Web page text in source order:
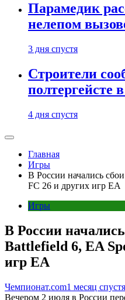
Парамедик
нелепом
3 дня спустя
Строители
полтергейсте
4 дня спустя
Главная
Игры
В России начались
FC 26 и других игр EA
Игры
В России
Battlefield 6, EA
игр EA
Чемпионат.com1 месяц спустя
Вечером 2 июля в России